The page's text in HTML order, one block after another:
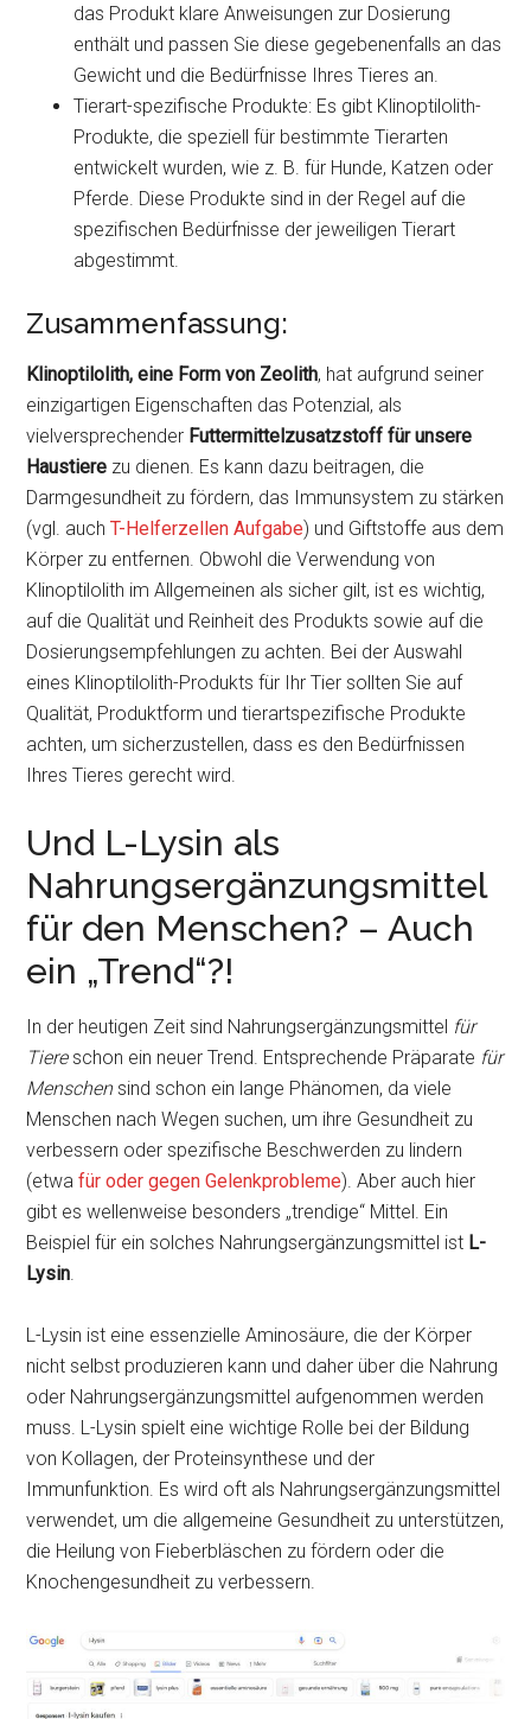
das Produkt klare Anweisungen zur Dosierung
enthält und passen Sie diese gegebenenfalls an das
Gewicht und die Bedürfnisse Ihres Tieres an.
Tierart-spezifische Produkte: Es gibt Klinoptilolith-
Produkte, die speziell für bestimmte Tierarten
entwickelt wurden, wie z. B. für Hunde, Katzen oder
Pferde. Diese Produkte sind in der Regel auf die
spezifischen Bedürfnisse der jeweiligen Tierart
abgestimmt.
Zusammenfassung:
Klinoptilolith, eine Form von Zeolith, hat aufgrund seiner
einzigartigen Eigenschaften das Potenzial, als
vielversprechender Futtermittelzusatzstoff für unsere
Haustiere zu dienen. Es kann dazu beitragen, die
Darmgesundheit zu fördern, das Immunsystem zu stärken
(vgl. auchT-Helferzellen Aufgabe) und Giftstoffe aus dem
Körper zu entfernen. Obwohl die Verwendung von
Klinoptilolith im Allgemeinen als sicher gilt, ist es wichtig,
auf die Qualität und Reinheit des Produkts sowie auf die
Dosierungsempfehlungen zu achten. Bei der Auswahl
eines Klinoptilolith-Produkts für Ihr Tier sollten Sie auf
Qualität, Produktform und tierartspezifische Produkte
achten, um sicherzustellen, dass es den Bedürfnissen
Ihres Tieres gerecht wird.
Und L-Lysin als
Nahrungsergänzungsmittel
für den Menschen? – Auch
ein „Trend“?!
In der heutigen Zeit sind Nahrungsergänzungsmittel für
Tiereschon ein neuer Trend. Entsprechende Präparate für
Menschensind schon ein lange Phänomen, da viele
Menschen nach Wegen suchen, um ihre Gesundheit zu
verbessern oder spezifische Beschwerden zu lindern
(etwafür oder gegen Gelenkprobleme). Aber auch hier
gibt es wellenweise besonders „trendige“ Mittel. Ein
Beispiel für ein solches Nahrungsergänzungsmittel ist L-
Lysin.
L-Lysin ist eine essenzielle Aminosäure, die der Körper
nicht selbst produzieren kann und daher über die Nahrung
oder Nahrungsergänzungsmittel aufgenommen werden
muss. L-Lysin spielt eine wichtige Rolle bei der Bildung
von Kollagen, der Proteinsynthese und der
Immunfunktion. Es wird oft als Nahrungsergänzungsmittel
verwendet, um die allgemeine Gesundheit zu unterstützen,
die Heilung von Fieberbläschen zu fördern oder die
Knochengesundheit zu verbessern.